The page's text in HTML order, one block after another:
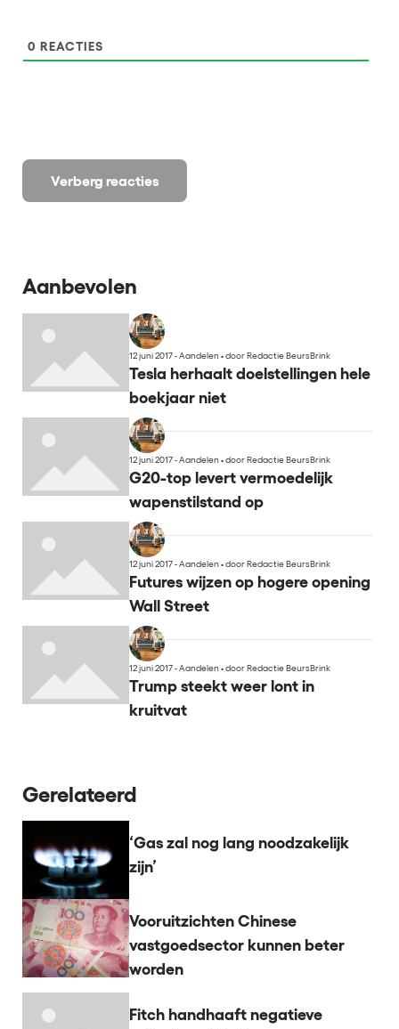
Verberg reacties
0 REACTIES
Aanbevolen
12 juni 2017 - Aandelen•door Redactie BeursBrink
Tesla herhaalt doelstellingen hele
boekjaar niet
12 juni 2017 - Aandelen•door Redactie BeursBrink
G20-top levert vermoedelijk
wapenstilstand op
12 juni 2017 - Aandelen•door Redactie BeursBrink
Futures wijzen op hogere opening
Wall Street
12 juni 2017 - Aandelen•door Redactie BeursBrink
Trump steekt weer lont in
kruitvat
Gerelateerd
‘Gas zal nog lang noodzakelijk
zijn’
Vooruitzichten Chinese
vastgoedsector kunnen beter
worden
Fitch handhaaft negatieve